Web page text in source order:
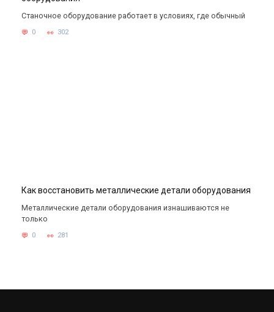
Станочное оборудование работает в условиях, где обычный
0 302
Как восстановить металлические детали оборудования
Металлические детали оборудования изнашиваются не
только
0 281